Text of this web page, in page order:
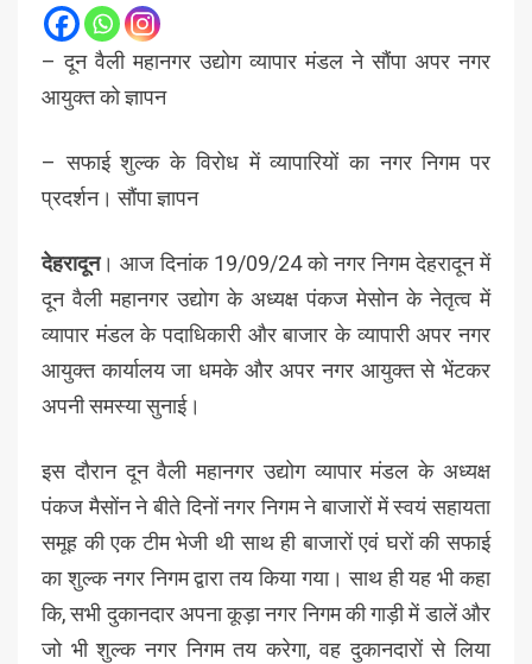
– दून वैली महानगर उद्योग व्यापार मंडल ने सौंपा अपर नगर
आयुक्त को ज्ञापन
– सफाई शुल्क के विरोध में व्यापारियों का नगर निगम पर
प्रदर्शन। सौंपा ज्ञापन
देहरादून। आज दिनांक 19/09/24 को नगर निगम देहरादून में
दून वैली महानगर उद्योग के अध्यक्ष पंकज मेसोन के नेतृत्व में
व्यापार मंडल के पदाधिकारी और बाजार के व्यापारी अपर नगर
आयुक्त कार्यालय जा धमके और अपर नगर आयुक्त से भेंटकर
अपनी समस्या सुनाई।
इस दौरान दून वैली महानगर उद्योग व्यापार मंडल के अध्यक्ष
पंकज मैसोंन ने बीते दिनों नगर निगम ने बाजारों में स्वयं सहायता
समूह की एक टीम भेजी थी साथ ही बाजारों एवं घरों की सफाई
का शुल्क नगर निगम द्वारा तय किया गया। साथ ही यह भी कहा
कि, सभी दुकानदार अपना कूड़ा नगर निगम की गाड़ी में डालें और
जो भी शुल्क नगर निगम तय करेगा, वह दुकानदारों से लिया